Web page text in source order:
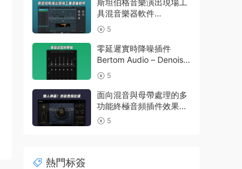
WIN
具混音樂器軟件
Steinberg VST Live Pro
v3.0.50 macOS
5
零延遲實時降噪插件
Bertom Audio – Denoiser
Pro v3.0.11 Rev2 CE V.R
5
面向混音與母帶處理的多
功能終極音頻插件效果器
Nuro Audio – Flexion
5
熱門标簽